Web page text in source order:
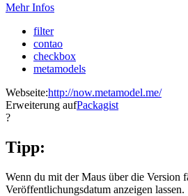
Mehr Infos
filter
contao
checkbox
metamodels
Webseite:http://now.metamodel.me/
Erweiterung aufPackagist
?
Tipp:
Wenn du mit der Maus über die Version
Veröffentlichungsdatum anzeigen lassen.